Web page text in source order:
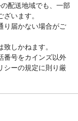
配送地域でも、一部
います。
り届かない場合がご
しかねます。
番号をカインズ以外
シーの規定に則り厳